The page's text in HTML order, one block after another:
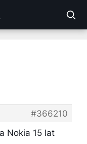
#366210
Nokia 15 lat